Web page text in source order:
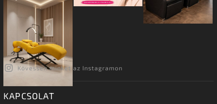
Kövessen minket az Instagramon
KAPCSOLAT